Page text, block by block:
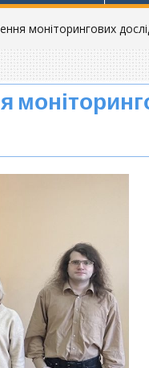
моніторингових